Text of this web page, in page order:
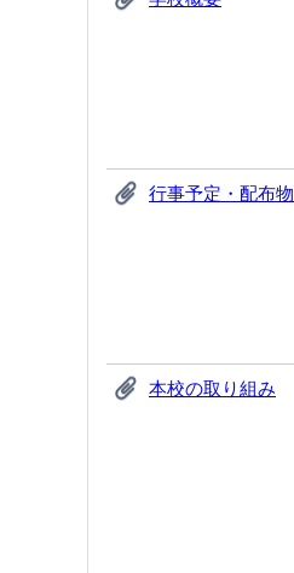
行事予定・配布物
本校の取り組み